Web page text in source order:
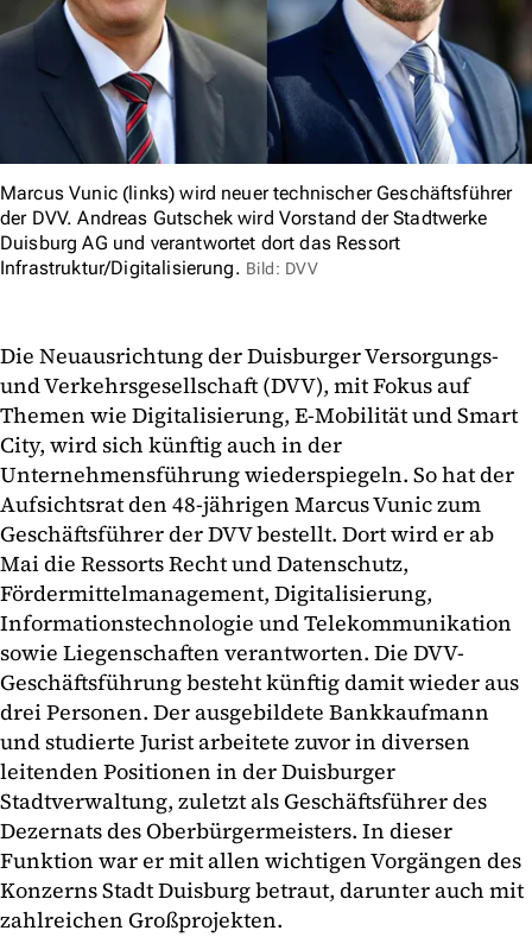
Marcus Vunic (links) wird neuer technischer Geschäftsführer
der DVV. Andreas Gutschek wird Vorstand der Stadtwerke
Duisburg AG und verantwortet dort das Ressort
Infrastruktur/Digitalisierung. Bild: DVV
Die Neuausrichtung der Duisburger Versorgungs-
und Verkehrsgesellschaft (DVV), mit Fokus auf
Themen wie Digitalisierung, E-Mobilität und Smart
City, wird sich künftig auch in der
Unternehmensführung wiederspiegeln. So hat der
Aufsichtsrat den 48-jährigen Marcus Vunic zum
Geschäftsführer der DVV bestellt. Dort wird er ab
Mai die Ressorts Recht und Datenschutz,
Fördermittelmanagement, Digitalisierung,
Informationstechnologie und Telekommunikation
sowie Liegenschaften verantworten. Die DVV-
Geschäftsführung besteht künftig damit wieder aus
drei Personen. Der ausgebildete Bankkaufmann
und studierte Jurist arbeitete zuvor in diversen
leitenden Positionen in der Duisburger
Stadtverwaltung, zuletzt als Geschäftsführer des
Dezernats des Oberbürgermeisters. In dieser
Funktion war er mit allen wichtigen Vorgängen des
Konzerns Stadt Duisburg betraut, darunter auch mit
zahlreichen Großprojekten.